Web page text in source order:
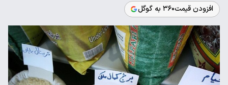
افزودن قیمت۳۶۰ به گوگل